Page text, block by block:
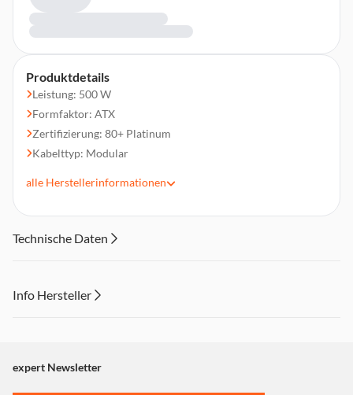
Produktdetails
Leistung: 500 W
Formfaktor: ATX
Zertifizierung: 80+ Platinum
Kabelttyp: Modular
alle Herstellerinformationen
Technische Daten
Info Hersteller
"Marketing".
Einstellungen anpassen
expert Newsletter